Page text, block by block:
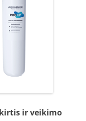
ir veikimo